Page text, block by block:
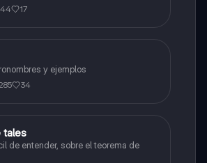
17
y ejemplos
34
tales
de entender, sobre el teorema de